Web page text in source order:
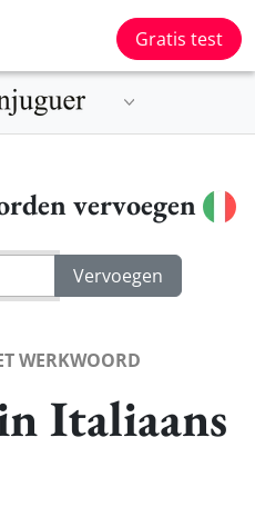
Gratis test
vervoegen
WERKWOORD
Italiaans